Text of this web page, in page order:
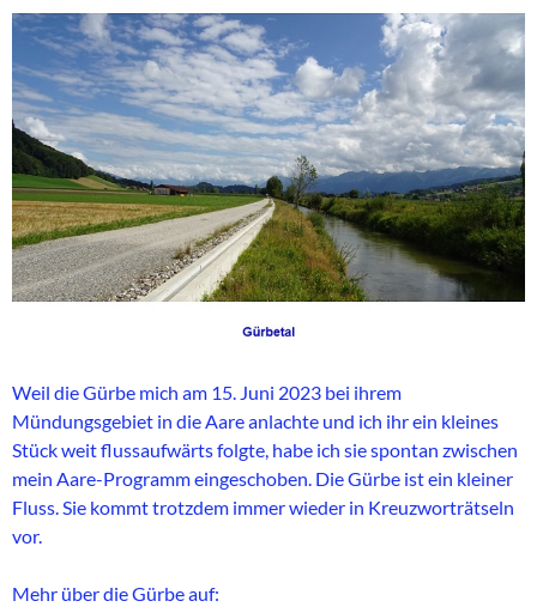
Weil die Gürbe mich am 15. Juni 2023 bei ihrem
Mündungsgebiet in die Aare anlachte und ich ihr ein kleines
Stück weit flussaufwärts folgte, habe ich sie spontan zwischen
mein Aare-Programm eingeschoben. Die Gürbe ist ein kleiner
Fluss. Sie kommt trotzdem immer wieder in Kreuzworträtseln
vor.
Mehr über die Gürbe auf: